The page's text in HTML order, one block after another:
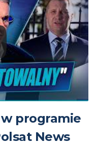
programie
News